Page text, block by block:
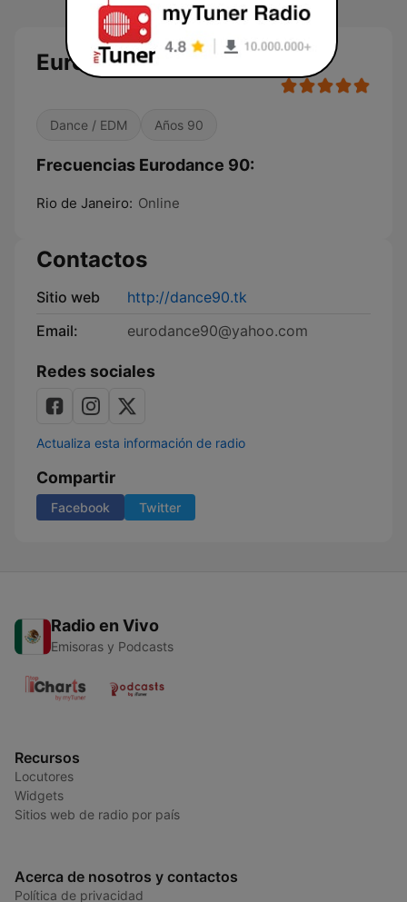
Eurodance 90
Dance / EDM Años 90
Frecuencias Eurodance 90:
Rio de Janeiro: Online
Contactos
Sitio web
http://dance90.tk
Email:
eurodance90@yahoo.com
Redes sociales
Actualiza esta información de radio
Compartir
Facebook Twitter
Radio en Vivo
Emisoras y Podcasts
Recursos
Locutores
Widgets
Sitios web de radio por país
Acerca de nosotros y contactos
Política de privacidad